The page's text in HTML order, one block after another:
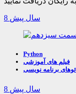
8 سال پیش
Python
فیلم های آموزشی
برنامه نویسی
8 سال پیش